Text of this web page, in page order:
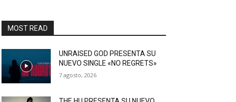
MOST READ
UNRAISED GOD PRESENTA SU
NUEVO SINGLE «NO REGRETS»
7 agosto, 2026